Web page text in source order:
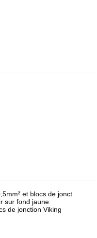
et blocs de jonct
sur fond jaune
de jonction Viking